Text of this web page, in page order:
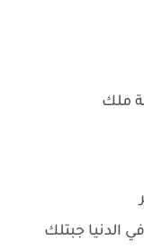
ملك
الدنيا جبتلك